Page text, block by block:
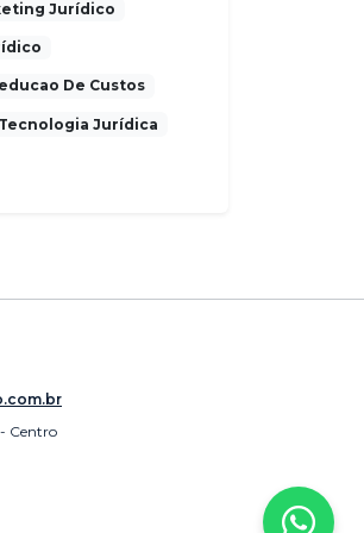
Jurídico
De Custos
Tecnologia Jurídica
Centro